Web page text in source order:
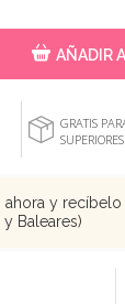
AÑADIR
GRATIS
ahora y
Baleares)